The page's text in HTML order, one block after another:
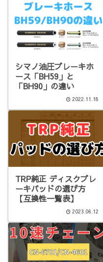
シマノ油圧ブレーキホ
ース「BH59」と
「BH90」の違い
2022.11.18
TRP純正 ディスクブレ
ーキパッドの選び方
【互換性一覧表】
2023.06.12